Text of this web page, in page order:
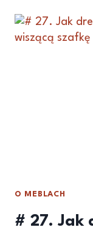
O MEBLACH
# 27. Jak